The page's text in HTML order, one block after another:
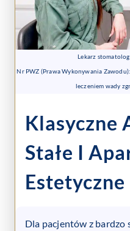
Lekarz
Nr PWZ (Prawa Wykonywania
leczeniem wady
Klasyczne
Stałe I
Estetyczne
Dla pacjentów z